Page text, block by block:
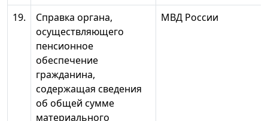
19.
Справка органа,
осуществляющего
пенсионное
обеспечение
гражданина,
содержащая сведения
об общей сумме
материального
МВД России